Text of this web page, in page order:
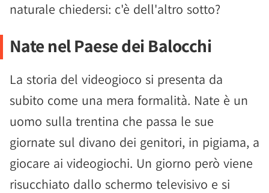
naturale chiedersi: c'è dell'altro sotto?
Nate nel Paese dei Balocchi
La storia del videogioco si presenta da
subito come una mera formalità. Nate è un
uomo sulla trentina che passa le sue
giornate sul divano dei genitori, in pigiama, a
giocare ai videogiochi. Un giorno però viene
risucchiato dallo schermo televisivo e si